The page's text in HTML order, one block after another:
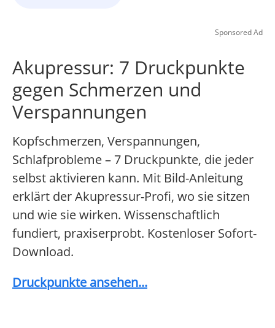
Sponsored Ad
Akupressur: 7 Druckpunkte
gegen Schmerzen und
Verspannungen
Kopfschmerzen, Verspannungen,
Schlafprobleme – 7 Druckpunkte, die jeder
selbst aktivieren kann. Mit Bild-Anleitung
erklärt der Akupressur-Profi, wo sie sitzen
und wie sie wirken. Wissenschaftlich
fundiert, praxiserprobt. Kostenloser Sofort-
Download.
Druckpunkte ansehen...